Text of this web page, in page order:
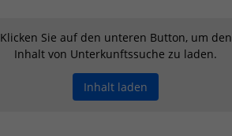
Klicken Sie auf den unteren Button, um den
Inhalt von Unterkunftssuche zu laden.
Inhalt laden